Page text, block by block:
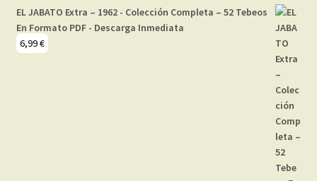
EL JABATO Extra – 1962 - Colección Completa – 52 Tebeos
En Formato PDF - Descarga Inmediata
6,99€